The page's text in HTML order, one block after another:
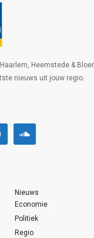
Heemstede &
nieuws uit jouw regio.
Nieuws
Economie
Politiek
Regio